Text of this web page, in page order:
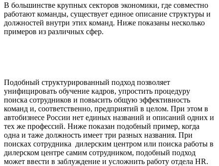
В большинстве крупных секторов экономики, где совместно
работают команды, существует единое описание структуры и
должностей внутри этих команд. Ниже показаны несколько
примеров из различных сфер.
Подобный структурированный подход позволяет
унифицировать обучение кадров, упростить процедуру
поиска сотрудников и повысить общую эффективность
команд и, соответственно, предприятий в целом. При этом в
автобизнесе России нет единых названий и описаний одних и
тех же профессий. Ниже показан подобный пример, когда
одна и таже должность имеет три разных названия. При
поисках сотрудника дилерским центром или поиска работы в
дилерском центре самим сотрудником, подобный подход
может ввести в заблуждение и усложнить работу отдела HR.